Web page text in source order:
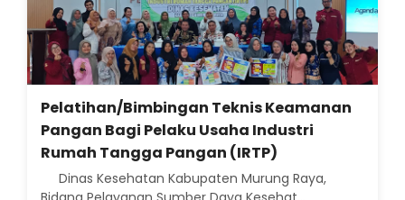
Pelatihan/Bimbingan Teknis Keamanan
Pangan Bagi Pelaku Usaha Industri
Rumah Tangga Pangan (IRTP)
Dinas Kesehatan Kabupaten Murung Raya,